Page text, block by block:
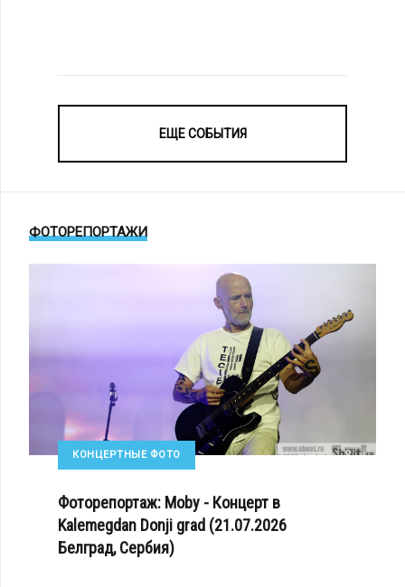
ЕЩЕ СОБЫТИЯ
ФОТОРЕПОРТАЖИ
КОНЦЕРТНЫЕ ФОТО
Фоторепортаж: Moby - Концерт в
Kalemegdan Donji grad (21.07.2026
Белград, Сербия)